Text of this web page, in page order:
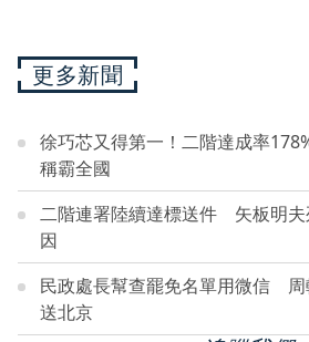
更多新聞
徐巧芯又得第一！二階達成率
稱霸全國
二階連署陸續達標送件 矢板明夫
因
民政處長幫查罷免名單用微信 周
送北京